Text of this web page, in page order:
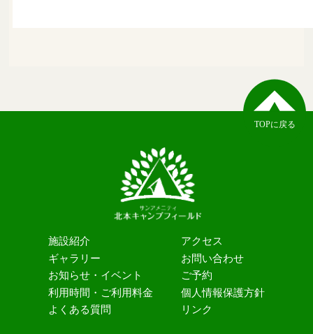
TOPに戻る
施設紹介
ギャラリー
お知らせ・イベント
利用時間・ご利用料金
よくある質問
アクセス
お問い合わせ
ご予約
個人情報保護方針
リンク